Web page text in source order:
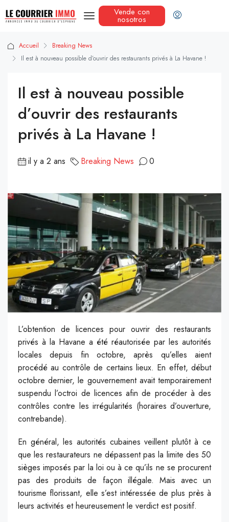
Vende con
nosotros
Accueil
Breaking News
Il est à nouveau possible d’ouvrir des restaurants privés à La Havane !
Il est à nouveau possible
d’ouvrir des restaurants
privés à La Havane !
il y a 2 ans Breaking News 0
L’obtention de licences pour ouvrir des restaurants
privés à la Havane a été réautorisée par les autorités
locales depuis fin octobre, après qu’elles aient
procédé au contrôle de certains lieux. En effet, début
octobre dernier, le gouvernement avait temporairement
suspendu l’octroi de licences afin de procéder à des
contrôles contre les irrégularités (horaires d’ouverture,
contrebande).
En général, les autorités cubaines veillent plutôt à ce
que les restaurateurs ne dépassent pas la limite des 50
sièges imposés par la loi ou à ce qu’ils ne se procurent
pas des produits de façon illégale. Mais avec un
tourisme florissant, elle s’est intéressée de plus près à
leurs activités et heureusement le verdict est positif.